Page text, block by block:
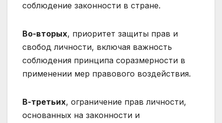
соблюдение законности в стране.
Во-вторых, приоритет защиты прав и
свобод личности, включая важность
соблюдения принципа соразмерности в
применении мер правового воздействия.
В-третьих, ограничение прав личности,
основанных на законности и